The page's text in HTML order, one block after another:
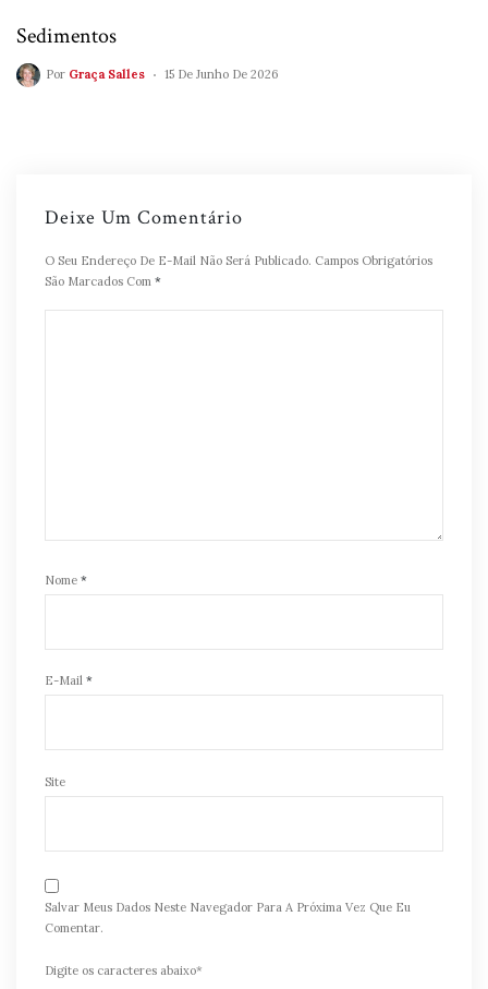
Sedimentos
Por Graça Salles 15 De Junho De 2026
Deixe Um Comentário
O Seu Endereço De E-Mail Não Será Publicado. Campos Obrigatórios
São Marcados Com *
Nome *
E-Mail *
Site
Salvar Meus Dados Neste Navegador Para A Próxima Vez Que Eu
Comentar.
Digite os caracteres abaixo*